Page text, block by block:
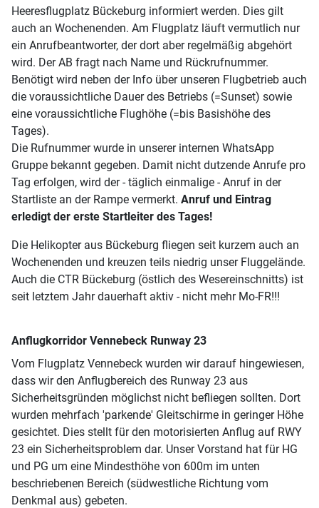
Heeresflugplatz Bückeburg informiert werden. Dies gilt
auch an Wochenenden. Am Flugplatz läuft vermutlich nur
ein Anrufbeantworter, der dort aber regelmäßig abgehört
wird. Der AB fragt nach Name und Rückrufnummer.
Benötigt wird neben der Info über unseren Flugbetrieb auch
die voraussichtliche Dauer des Betriebs (=Sunset) sowie
eine voraussichtliche Flughöhe (=bis Basishöhe des
Tages).
Die Rufnummer wurde in unserer internen WhatsApp
Gruppe bekannt gegeben. Damit nicht dutzende Anrufe pro
Tag erfolgen, wird der - täglich einmalige - Anruf in der
Startliste an der Rampe vermerkt. Anruf und Eintrag
erledigt der erste Startleiter des Tages!
Die Helikopter aus Bückeburg fliegen seit kurzem auch an
Wochenenden und kreuzen teils niedrig unser Fluggelände.
Auch die CTR Bückeburg (östlich des Wesereinschnitts) ist
seit letztem Jahr dauerhaft aktiv - nicht mehr Mo-FR!!!
Anflugkorridor Vennebeck Runway 23
Vom Flugplatz Vennebeck wurden wir darauf hingewiesen,
dass wir den Anflugbereich des Runway 23 aus
Sicherheitsgründen möglichst nicht befliegen sollten. Dort
wurden mehrfach 'parkende' Gleitschirme in geringer Höhe
gesichtet. Dies stellt für den motorisierten Anflug auf RWY
23 ein Sicherheitsproblem dar. Unser Vorstand hat für HG
und PG um eine Mindesthöhe von 600m im unten
beschriebenen Bereich (südwestliche Richtung vom
Denkmal aus) gebeten.